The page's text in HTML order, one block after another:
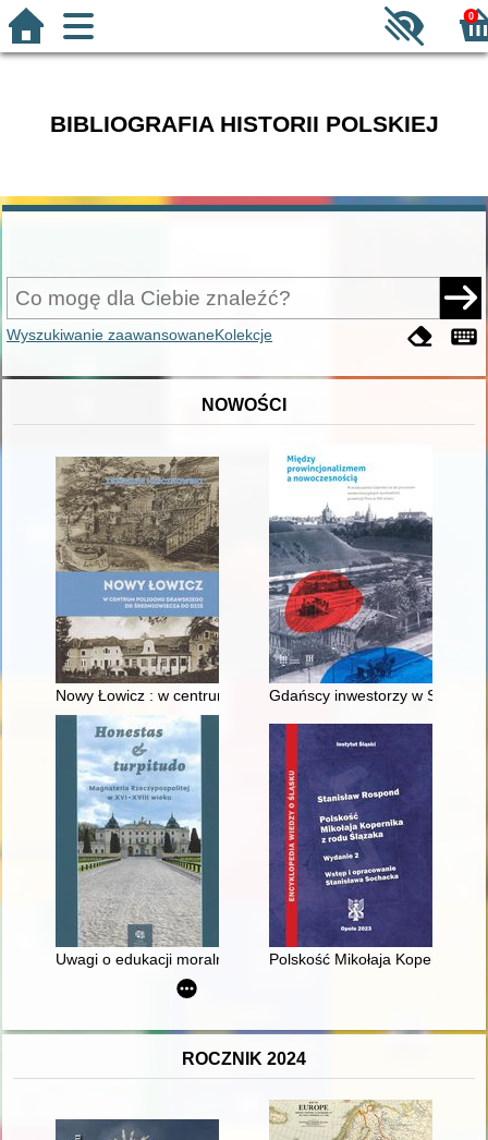
0
BIBLIOGRAFIA HISTORII POLSKIEJ
Wyszukiwanie zaawansowaneKolekcje
NOWOŚCI
Nowy Łowicz : w centrum poligonu drawskiego od
Gdańscy inwestorzy w
Uwagi o edukacji moralnej synów szlacheckich w XVI-
Polskość Mikołaja Kopernika z
ROCZNIK 2024